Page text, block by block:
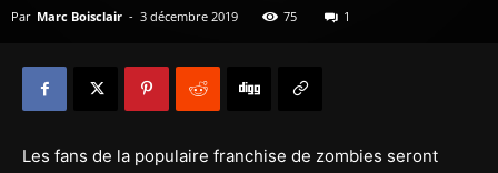
Par Marc Boisclair - 3 décembre 2019 75 1
Les fans de la populaire franchise de zombies seront